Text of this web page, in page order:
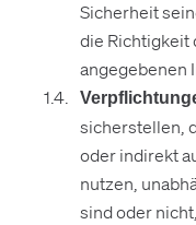
Sicherheit
die Richtigkeit
angegebenen
sicherstellen,
oder indirekt
nutzen,
sind oder